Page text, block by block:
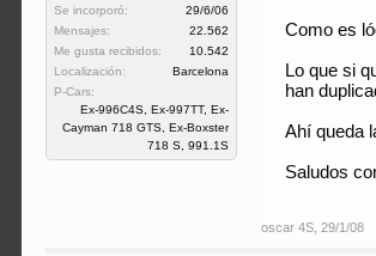
Se incorporó:
29/6/06
Mensajes:
22.562
Me gusta recibidos:
10.542
Localización:
Barcelona
P-Cars:
Ex-996C4S, Ex-997TT, Ex-
Cayman 718 GTS, Ex-Boxster
718 S, 991.1S
Como es
Lo que si
han
Ahí queda
Saludos
oscar 4S 29/1/08